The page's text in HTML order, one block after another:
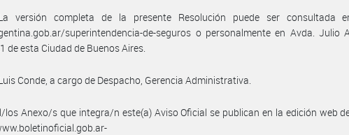
versión completa de la presente Resolución puede ser consultada
superintendencia-de-seguros o personalmente en Avda. Julio
de esta Ciudad de Buenos Aires.
Conde, a cargo de Despacho, Gerencia Administrativa.
los Anexo/s que integra/n este(a) Aviso Oficial se publican en la edición web